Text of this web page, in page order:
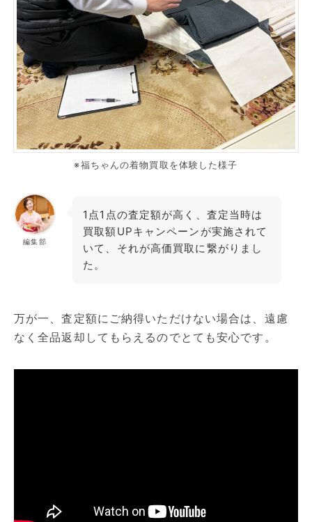
※福ちゃんの着物買取を体験した様子
編集部
1点1点の査定額が高く、査定当時は
買取額UPキャンペーンが実施されて
いて、それが高価買取に繋がりまし
た。
万が一、査定額にご納得いただけない場合は、遠慮
なく全品返却してもらえるのでとても安心です。